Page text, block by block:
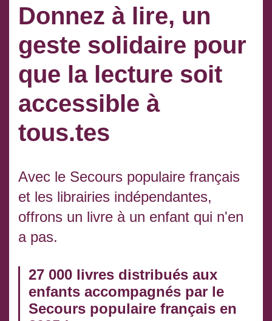
Donnez à lire, un
geste solidaire pour
que la lecture soit
accessible à
tous.tes
Avec le Secours populaire français
et les librairies indépendantes,
offrons un livre à un enfant qui n'en
a pas.
27 000 livres distribués aux
enfants accompagnés par le
Secours populaire français en